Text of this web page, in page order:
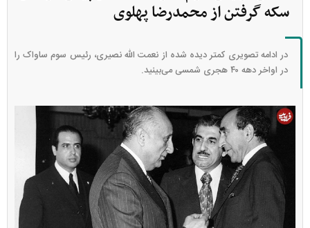
سکه گرفتن از محمدرضا پهلوی
در ادامه تصویری کمتر دیده شده از نعمت الله نصیری، رئیس سوم ساواک را
در اواخر دهه ۴۰ هجری شمسی می‌بینید.